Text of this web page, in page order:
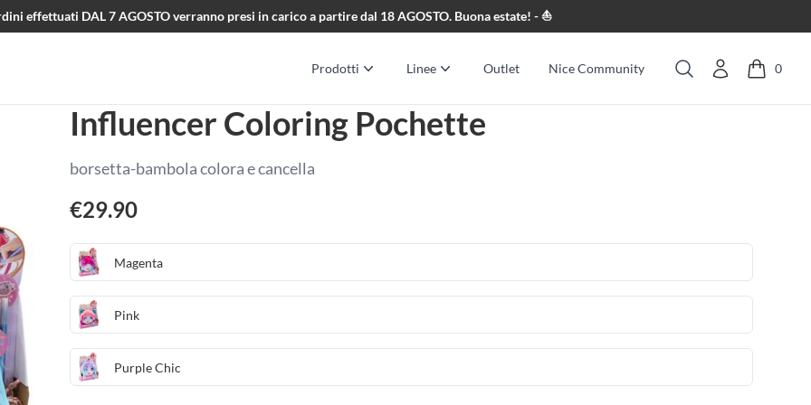
effettuati DAL 7 AGOSTO verranno presi in carico a partire dal 18 AGOSTO. Buona estate! - ⛵
Prodotti Linee Outlet Nice Community
Cerca
0
Influencer Coloring Pochette
borsetta-bambola colora e cancella
€29.90
Magenta
Pink
Purple Chic